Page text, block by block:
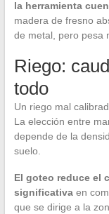
la herramienta
madera de fresno
de metal, pero pesa
Riego:
todo
Un riego mal
La elección entre
depende de la
suelo.
El goteo reduce el
significativaen
que se dirige a la